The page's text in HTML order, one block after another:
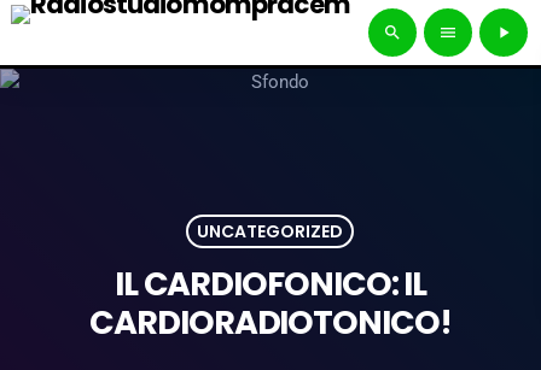
search menu play_arrow
UNCATEGORIZED
IL CARDIOFONICO: IL
CARDIORADIOTONICO!